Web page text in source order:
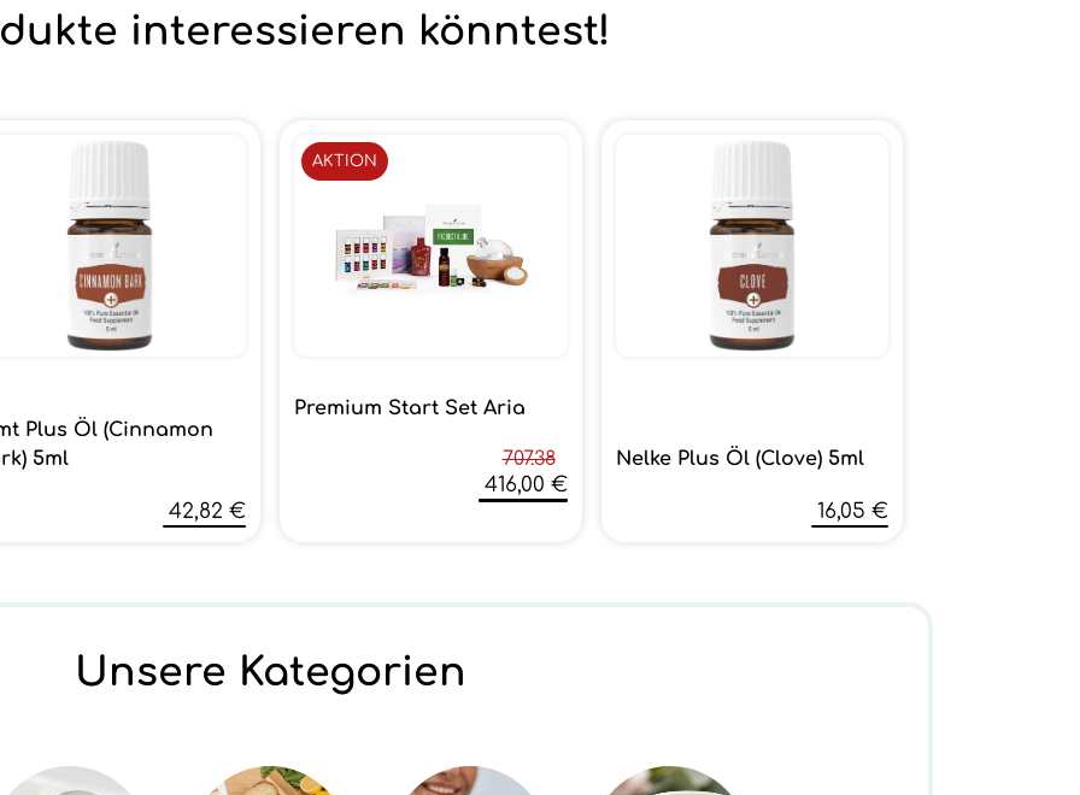
interessieren könntest!
Plus Öl (Cinnamon
5ml
42,82 €
Premium Start Set Aria
707.38
416,00 €
AKTION
Nelke Plus Öl (Clove) 5ml
16,05 €
Unsere Kategorien